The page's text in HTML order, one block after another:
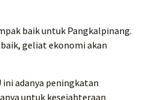
baik untuk Pangkalpinang.
geliat ekonomi akan
ini adanya peningkatan
untuk kesejahteraan